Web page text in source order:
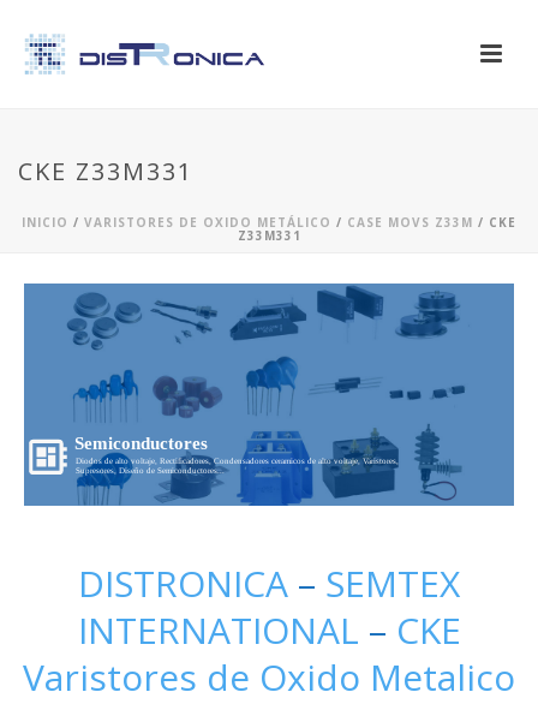
CKE Z33M331
INICIO / VARISTORES DE OXIDO METÁLICO / CASE MOVS Z33M / CKE
Z33M331
Semiconductores
Diodos de alto voltaje, Rectificadores, Condensadores ceramicos de alto voltaje, Varistores,
Supresores, Diseño de Semiconductores...
DISTRONICA – SEMTEX
INTERNATIONAL – CKE
Varistores de Oxido Metalico